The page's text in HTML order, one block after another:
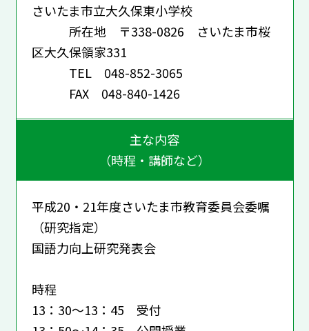
さいたま市立大久保東小学校
所在地 〒338-0826 さいたま市桜
区大久保領家331
TEL 048-852-3065
FAX 048-840-1426
主な内容
（時程・講師など）
平成20・21年度さいたま市教育委員会委嘱
（研究指定）
国語力向上研究発表会
時程
13：30～13：45 受付